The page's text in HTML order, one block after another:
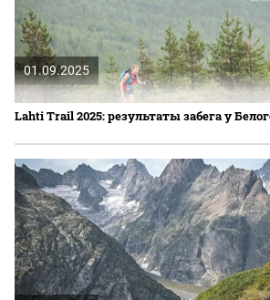
01.09.2025
Lahti Trail 2025: результаты забега у